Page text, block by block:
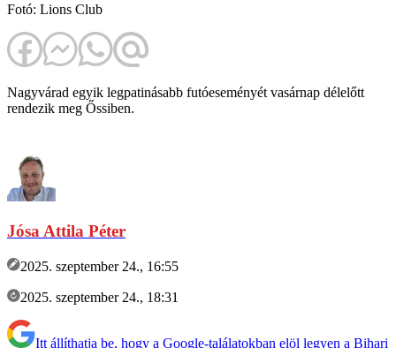
Fotó: Lions Club
Nagyvárad egyik legpatinásabb futóeseményét vasárnap délelőtt
rendezik meg Őssiben.
Jósa Attila Péter
2025. szeptember 24., 16:55
2025. szeptember 24., 18:31
Itt állíthatja be, hogy a Google-találatokban elöl legyen a Bihari